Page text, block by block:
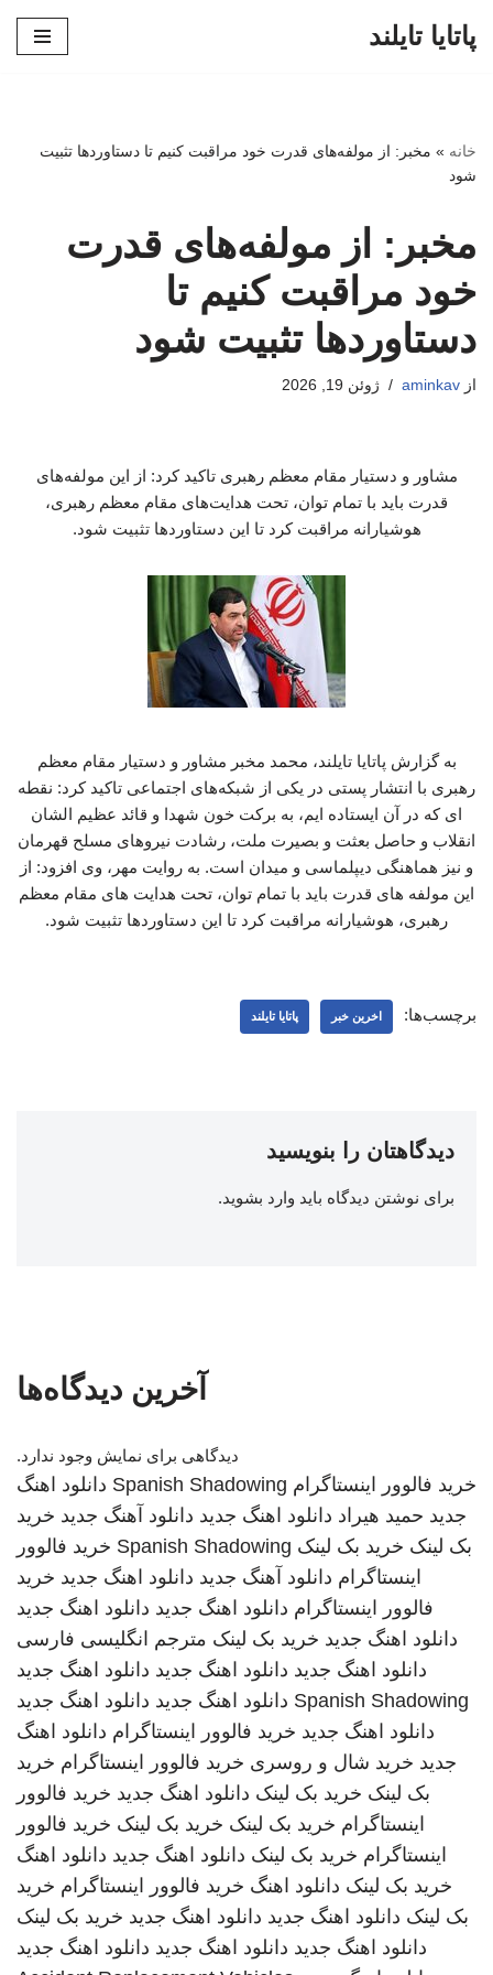
پاتایا تایلند
خانه » مخبر: از مولفه‌های قدرت خود مراقبت کنیم تا دستاوردها تثبیت
شود
مخبر: از مولفه‌های قدرت
خود مراقبت کنیم تا
دستاوردها تثبیت شود
از aminkav ژوئن 19, 2026
مشاور و دستیار مقام معظم رهبری تاکید کرد: از این مولفه‌های
قدرت باید با تمام توان، تحت هدایت‌های مقام معظم رهبری،
هوشیارانه مراقبت کرد تا این دستاوردها تثبیت شود.
به گزارش پاتایا تایلند، محمد مخبر مشاور و دستیار مقام معظم
رهبری با انتشار پستی در یکی از شبکه‌های اجتماعی تاکید کرد: نقطه
ای که در آن ایستاده ایم، به برکت خون شهدا و قائد عظیم الشان
انقلاب و حاصل بعثت و بصیرت ملت، رشادت نیروهای مسلح قهرمان
و نیز هماهنگی دیپلماسی و میدان است. به روایت مهر، وی افزود: از
این مولفه های قدرت باید با تمام توان، تحت هدایت های مقام معظم
رهبری، هوشیارانه مراقبت کرد تا این دستاوردها تثبیت شود.
برچسب‌ها: اخرین خبر پاتایا تایلند
دیدگاهتان را بنویسید
برای نوشتن دیدگاه باید وارد بشوید.
آخرین دیدگاه‌ها
دیدگاهی برای نمایش وجود ندارد.
خرید فالوور اینستاگرام Spanish Shadowing دانلود اهنگ
جدید حمید هیراد دانلود اهنگ جدید دانلود آهنگ جدید خرید
بک لینک خرید بک لینک Spanish Shadowing خرید فالوور
اینستاگرام دانلود آهنگ جدید دانلود اهنگ جدید خرید
فالوور اینستاگرام دانلود اهنگ جدید دانلود اهنگ جدید
دانلود اهنگ جدید خرید بک لینک مترجم انگلیسی فارسی
دانلود اهنگ جدید دانلود اهنگ جدید دانلود اهنگ جدید
Spanish Shadowing دانلود اهنگ جدید دانلود اهنگ جدید
دانلود اهنگ جدید خرید فالوور اینستاگرام دانلود اهنگ
جدید خرید شال و روسری خرید فالوور اینستاگرام خرید
بک لینک خرید بک لینک دانلود اهنگ جدید خرید فالوور
اینستاگرام خرید بک لینک خرید بک لینک خرید فالوور
اینستاگرام خرید بک لینک دانلود اهنگ جدید دانلود اهنگ
خرید بک لینک دانلود اهنگ خرید فالوور اینستاگرام خرید
بک لینک دانلود اهنگ جدید دانلود اهنگ جدید خرید بک لینک
دانلود اهنگ جدید دانلود اهنگ جدید دانلود اهنگ جدید